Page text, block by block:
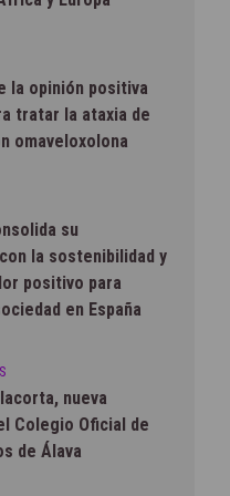
la opinión positiva
tratar la ataxia de
omaveloxolona
su
la sostenibilidad y
positivo para
en España
nueva
Colegio Oficial de
de Álava